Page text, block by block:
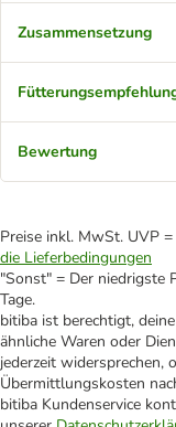
Zusammensetzung
Bewertung
Preise inkl. MwSt. UVP
die Lieferbedingungen
"Sonst" = Der niedrigste
Tage.
bitiba ist berechtigt,
ähnliche Waren oder
jederzeit widersprechen,
Übermittlungskosten
bitiba Kundenservice